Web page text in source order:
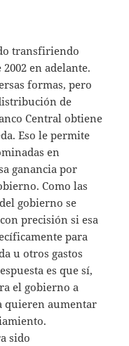
transfiriendo
en adelante.
formas, pero
de
Central obtiene
Eso le permite
en
ganancia por
Como las
gobierno se
precisión si esa
para
u otros gastos
es que sí,
el gobierno a
quieren aumentar
sido